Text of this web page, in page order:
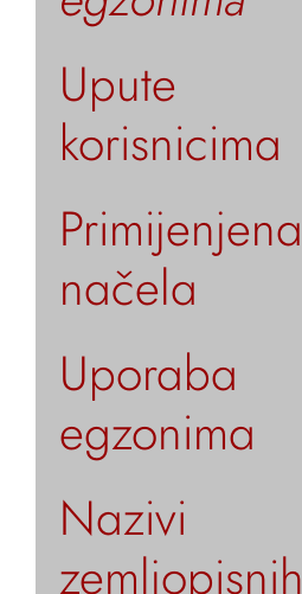
Upute
korisnicima
Primijenjena
načela
Uporaba
egzonima
Nazivi
zemljopisnih